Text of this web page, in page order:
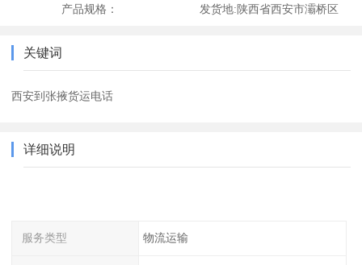
产品规格： 发货地:陕西省西安市灞桥区
关键词
西安到张掖货运电话
详细说明
服务类型 物流运输